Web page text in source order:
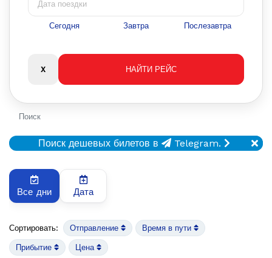
Сегодня Завтра Послезавтра
Поиск
Поиск дешевых билетов в Telegram.
Все дни Дата
Сортировать: Отправление Время в пути
Прибытие Цена